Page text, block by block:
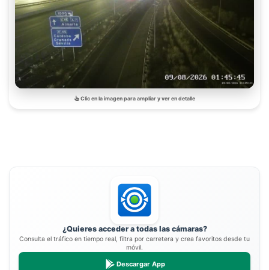
Clic en la imagen para ampliar y ver en detalle
¿Quieres acceder a todas las cámaras?
Consulta el tráfico en tiempo real, filtra por carretera y crea favoritos desde tu
móvil.
Descargar App